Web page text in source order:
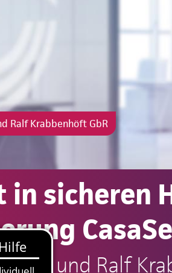
Ralf Krabbenhöft GbR
in sicheren
und Ralf